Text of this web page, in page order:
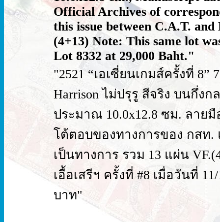
Official Archives of
this issue between C.A.T.
(4+13) Note: This same lot
Lot 8332 at 29,000 Baht."
"2521 “เอเซี่ยนเกมส์ครั้งที่
Harrison ไม่ปรุรู สีจริง บนกึ่ง
ประมาณ 10.0x12.8 ซม. ลาย
โต้ตอบของทางการของ กสท.
เป็นทางการ รวม 13 แผ่น
เอื้อเสรีฯ ครั้งที่ #8 เมื่อวันที่
บาท"